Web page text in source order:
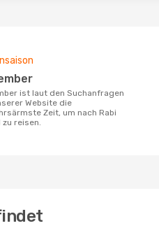
Website die
Zeit, um nach Rabi
zu reisen.